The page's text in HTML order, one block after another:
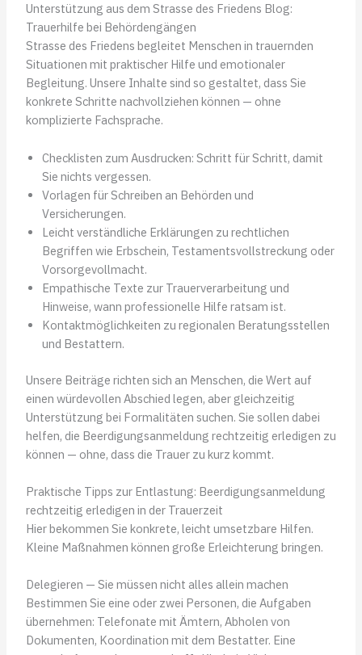
Unterstützung aus dem Strasse des Friedens Blog:
Trauerhilfe bei Behördengängen
Strasse des Friedens begleitet Menschen in trauernden
Situationen mit praktischer Hilfe und emotionaler
Begleitung. Unsere Inhalte sind so gestaltet, dass Sie
konkrete Schritte nachvollziehen können — ohne
komplizierte Fachsprache.
Checklisten zum Ausdrucken: Schritt für Schritt, damit
Sie nichts vergessen.
Vorlagen für Schreiben an Behörden und
Versicherungen.
Leicht verständliche Erklärungen zu rechtlichen
Begriffen wie Erbschein, Testamentsvollstreckung oder
Vorsorgevollmacht.
Empathische Texte zur Trauerverarbeitung und
Hinweise, wann professionelle Hilfe ratsam ist.
Kontaktmöglichkeiten zu regionalen Beratungsstellen
und Bestattern.
Unsere Beiträge richten sich an Menschen, die Wert auf
einen würdevollen Abschied legen, aber gleichzeitig
Unterstützung bei Formalitäten suchen. Sie sollen dabei
helfen, die Beerdigungsanmeldung rechtzeitig erledigen zu
können — ohne, dass die Trauer zu kurz kommt.
Praktische Tipps zur Entlastung: Beerdigungsanmeldung
rechtzeitig erledigen in der Trauerzeit
Hier bekommen Sie konkrete, leicht umsetzbare Hilfen.
Kleine Maßnahmen können große Erleichterung bringen.
Delegieren — Sie müssen nicht alles allein machen
Bestimmen Sie eine oder zwei Personen, die Aufgaben
übernehmen: Telefonate mit Ämtern, Abholen von
Dokumenten, Koordination mit dem Bestatter. Eine